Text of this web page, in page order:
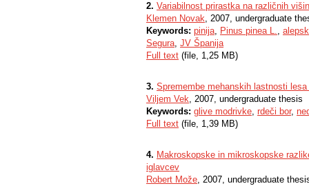
2. Variabilnost prirastka na različnih
Klemen Novak, 2007, undergraduate
Keywords: pinija, Pinus pinea L.,
Segura, JV Španija
Full text (file, 1,25 MB)
3. Spremembe mehanskih lastnosti
Viljem Vek, 2007, undergraduate thesis
Keywords: glive modrivke, rdeči bor,
Full text (file, 1,39 MB)
4. Makroskopske in mikroskopske
iglavcev
Robert Može, 2007, undergraduate